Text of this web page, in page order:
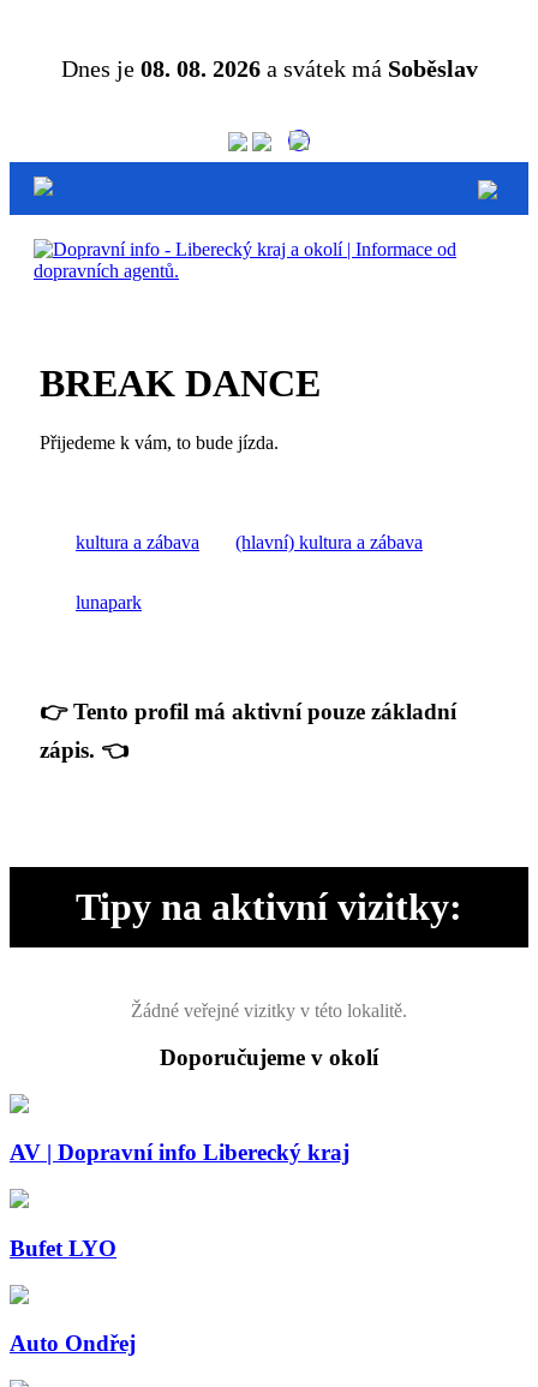
Dnes je 08. 08. 2026a svátek má Soběslav
BREAK DANCE
Přijedeme k vám, to bude jízda.
kultura a zábava (hlavní) kultura a zábava
lunapark
👉 Tento profil má aktivní pouze základní
zápis. 👈
Tipy na aktivní vizitky:
Žádné veřejné vizitky v této lokalitě.
Doporučujeme v okolí
AV | Dopravní info Liberecký kraj
Bufet LYO
Auto Ondřej